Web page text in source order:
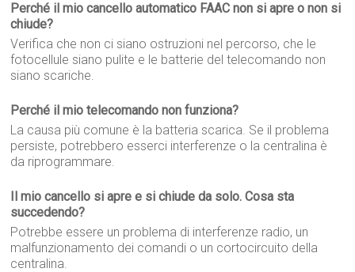
Perché il mio cancello automatico FAAC non si apre o non si
chiude?
Verifica che non ci siano ostruzioni nel percorso, che le
fotocellule siano pulite e le batterie del telecomando non
siano scariche.
Perché il mio telecomando non funziona?
La causa più comune è la batteria scarica. Se il problema
persiste, potrebbero esserci interferenze o la centralina è
da riprogrammare.
Il mio cancello si apre e si chiude da solo. Cosa sta
succedendo?
Potrebbe essere un problema di interferenze radio, un
malfunzionamento dei comandi o un cortocircuito della
centralina.